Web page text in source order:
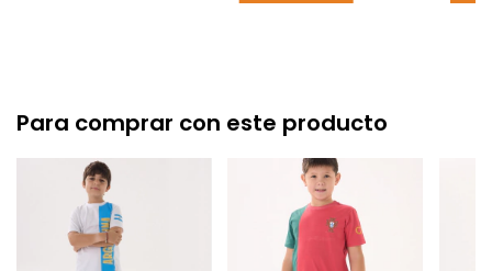
Para comprar con este producto